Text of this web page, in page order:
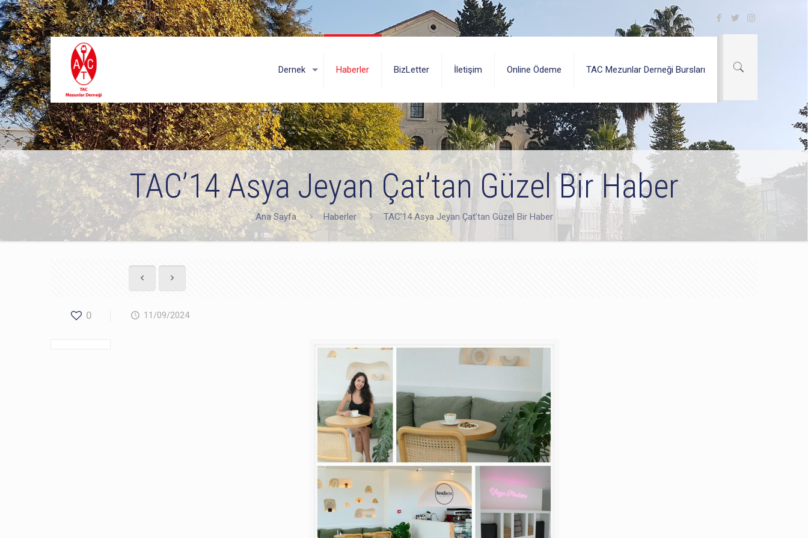
Dernek Haberler BizLetter İletişim Online Ödeme TAC Mezunlar Derneği Bursları
TAC’14 Asya Jeyan Çat’tan Güzel Bir Haber
Ana Sayfa Haberler TAC’14 Asya Jeyan Çat’tan Güzel Bir Haber
0 11/09/2024